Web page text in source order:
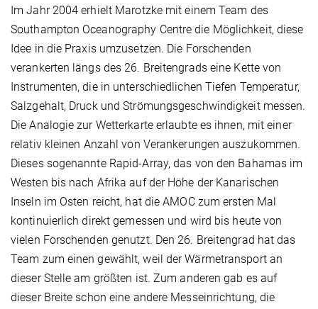
Im Jahr 2004 erhielt Marotzke mit einem Team des
Southampton Oceanography Centre die Möglichkeit, diese
Idee in die Praxis umzusetzen. Die Forschenden
verankerten längs des 26. Breitengrads eine Kette von
Instrumenten, die in unterschiedlichen Tiefen Temperatur,
Salzgehalt, Druck und Strömungsgeschwindigkeit messen.
Die Analogie zur Wetterkarte erlaubte es ihnen, mit einer
relativ kleinen Anzahl von Verankerungen auszukommen.
Dieses sogenannte Rapid-Array, das von den Bahamas im
Westen bis nach Afrika auf der Höhe der Kanarischen
Inseln im Osten reicht, hat die AMOC zum ersten Mal
kontinuierlich direkt gemessen und wird bis heute von
vielen Forschenden genutzt. Den 26. Breitengrad hat das
Team zum einen gewählt, weil der Wärmetransport an
dieser Stelle am größten ist. Zum anderen gab es auf
dieser Breite schon eine andere Mess­einrichtung, die